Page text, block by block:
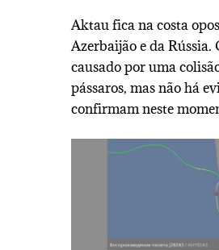
Aktau fica na costa
Azerbaijão e da
causado por uma
pássaros, mas não há
confirmam neste